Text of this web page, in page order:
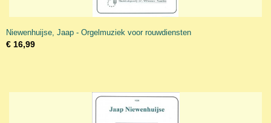
Niewenhuijse, Jaap - Orgelmuziek voor rouwdiensten
€ 16,99